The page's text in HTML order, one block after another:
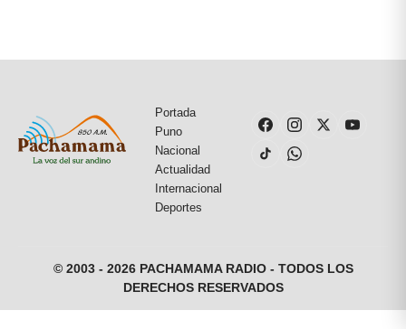
Portada
Puno
Nacional
Actualidad
Internacional
Deportes
© 2003 - 2026 PACHAMAMA RADIO - TODOS LOS
DERECHOS RESERVADOS